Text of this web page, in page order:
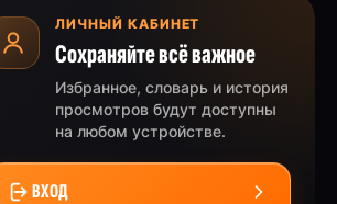
ЛИЧНЫЙ КАБИНЕТ
Сохраняйте всё важное
Избранное, словарь и история
просмотров будут доступны
на любом устройстве.
ВХОД